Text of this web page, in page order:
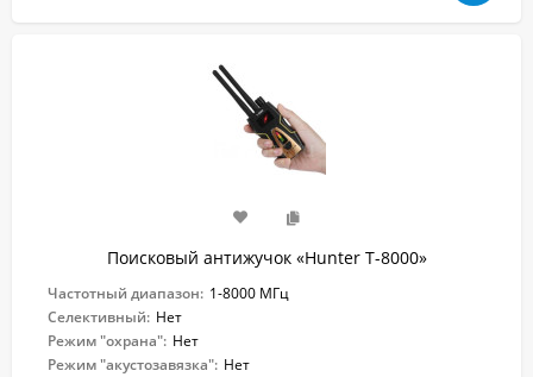
Поисковый антижучок «Hunter T-8000»
Частотный диапазон: 1-8000 МГц
Селективный: Нет
Режим "охрана": Нет
Режим "акустозавязка": Нет